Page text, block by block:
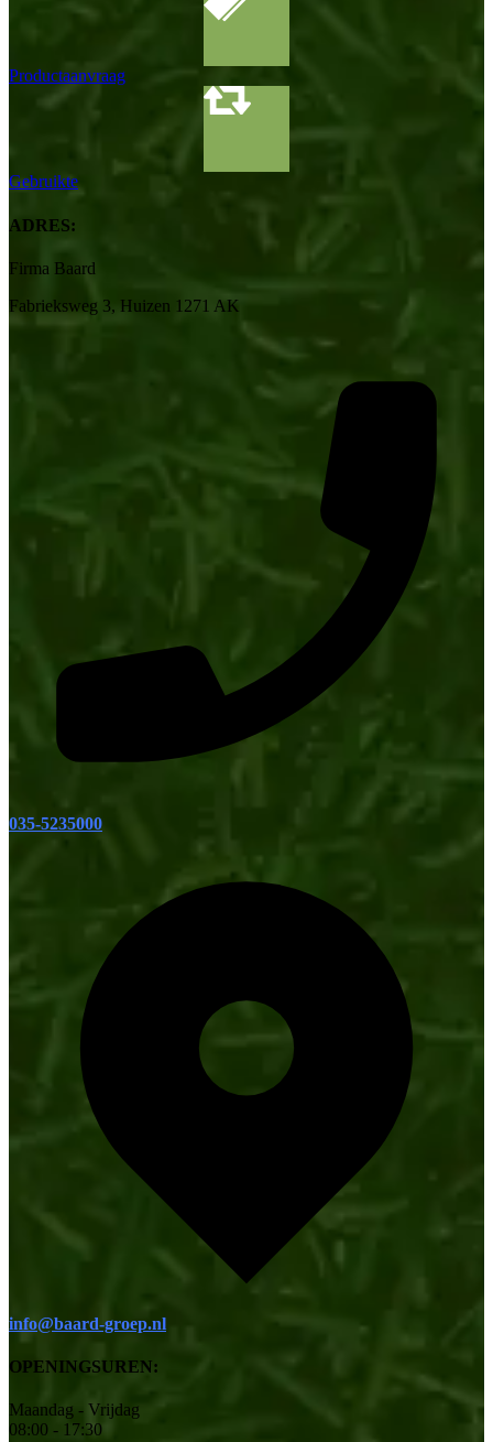
Productaanvraag
Gebruikte
ADRES:
Firma Baard
Fabrieksweg 3, Huizen 1271 AK
035-5235000
info@baard-groep.nl
OPENINGSUREN:
Maandag - Vrijdag
08:00 - 17:30